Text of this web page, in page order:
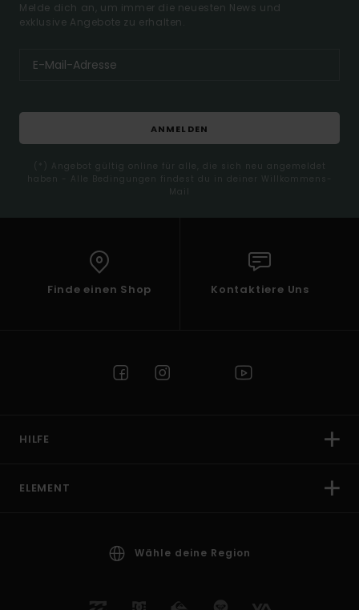
Melde dich an, um immer die neuesten News und
exklusive Angebote zu erhalten.
ANMELDEN
(*) Angebot gültig online für alle, die sich neu angemeldet
haben - Alle Bedingungen findest du in deiner Willkommens-
Mail
Finde einen Shop Kontaktiere Uns
HILFE
ELEMENT
Wähle deine Region